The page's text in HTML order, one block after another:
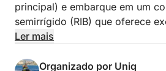
principal) e embarque em um
semirrígido (RIB) que oferece
manobrabilidade na água. Parta
Ler mais
Organizado por Uniq